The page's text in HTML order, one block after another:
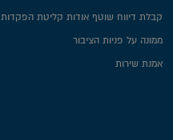
קבלת דיווח שוטף אודות קליטת הפקדות
ממונה על פניות הציבור
אמנת שירות